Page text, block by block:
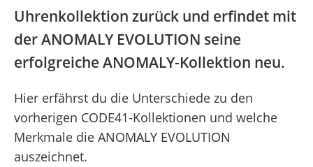
Uhrenkollektion zurück und erfindet mit
der ANOMALY EVOLUTION seine
erfolgreiche ANOMALY-Kollektion neu.
Hier erfährst du die Unterschiede zu den
vorherigen CODE41-Kollektionen und welche
Merkmale die ANOMALY EVOLUTION
auszeichnet.